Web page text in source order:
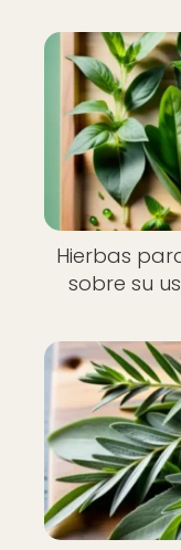
Hierbas
sobre su